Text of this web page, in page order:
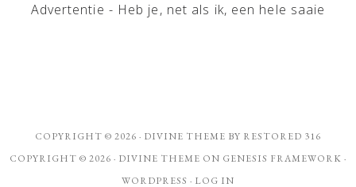
Advertentie - Heb je, net als ik, een hele saaie
COPYRIGHT © 2026 · DIVINE THEME BY RESTORED 316
COPYRIGHT © 2026 · DIVINE THEME ON GENESIS FRAMEWORK ·
WORDPRESS · LOG IN